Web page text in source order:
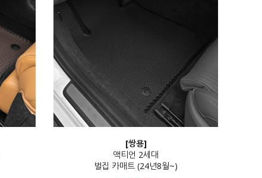
[쌍용]
액티언 2세대
벌집 카매트 (24년8월~)